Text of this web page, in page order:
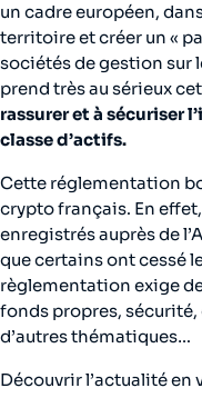
un cadre européen,
territoire et créer un «
sociétés de gestion sur
prend très au sérieux
rassurer et à sécuriser
classe d’actifs.
Cette réglementation
crypto français. En
enregistrés auprès de
que certains ont cessé
règlementation exige
fonds propres,
d’autres thématiques…
Découvrir l’actualité en